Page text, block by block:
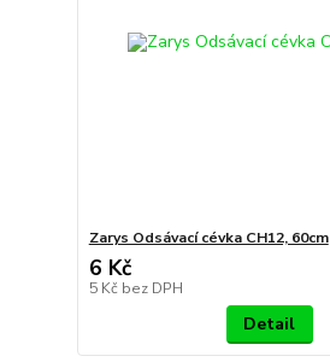
Zarys Odsávací cévka CH12, 60cm
6 Kč
5 Kč bez DPH
Detail